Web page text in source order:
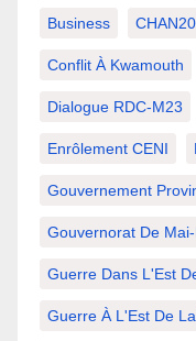
Business
Conflit À Kwamouth
Dialogue RDC-M23
Enrôlement CENI
Gouvernement
Gouvernorat De
Guerre Dans L'Est
Guerre À L'Est De